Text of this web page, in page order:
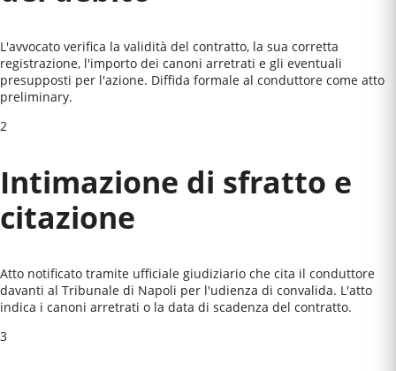
L'avvocato verifica la validità del contratto, la sua corretta
registrazione, l'importo dei canoni arretrati e gli eventuali
presupposti per l'azione. Diffida formale al conduttore come atto
preliminary.
2
Intimazione di sfratto e
citazione
Atto notificato tramite ufficiale giudiziario che cita il conduttore
davanti al Tribunale di Napoli per l'udienza di convalida. L'atto
indica i canoni arretrati o la data di scadenza del contratto.
3